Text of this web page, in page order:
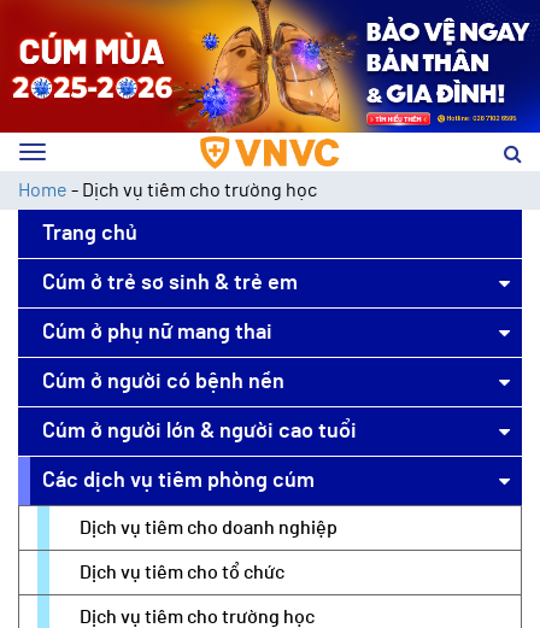
navigation
Home - Dịch vụ tiêm cho trường học
Trang chủ
Cúm ở trẻ sơ sinh & trẻ em
Cúm ở phụ nữ mang thai
Cúm ở người có bệnh nền
Cúm ở người lớn & người cao tuổi
Các dịch vụ tiêm phòng cúm
Dịch vụ tiêm cho doanh nghiệp
Dịch vụ tiêm cho tổ chức
Dịch vụ tiêm cho trường học